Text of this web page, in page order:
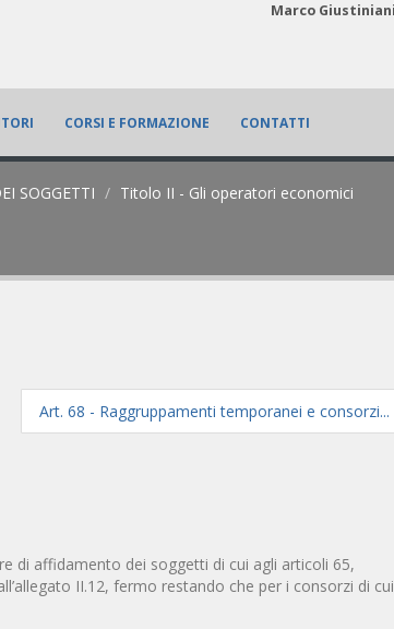
Marco
CORSI E FORMAZIONE CONTATTI
SOGGETTI Titolo II - Gli operatori economici
Art. 68 - Raggruppamenti temporanei e consorzi...
di affidamento dei soggetti di cui agli articoli 65,
II.12, fermo restando che per i consorzi di cui